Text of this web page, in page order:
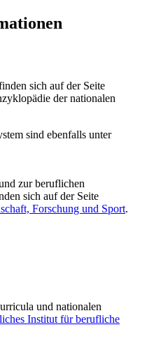
sich auf der Seite
der nationalen
sind ebenfalls unter
zur beruflichen
sich auf der Seite
Forschung und Sport.
und nationalen
Institut für berufliche